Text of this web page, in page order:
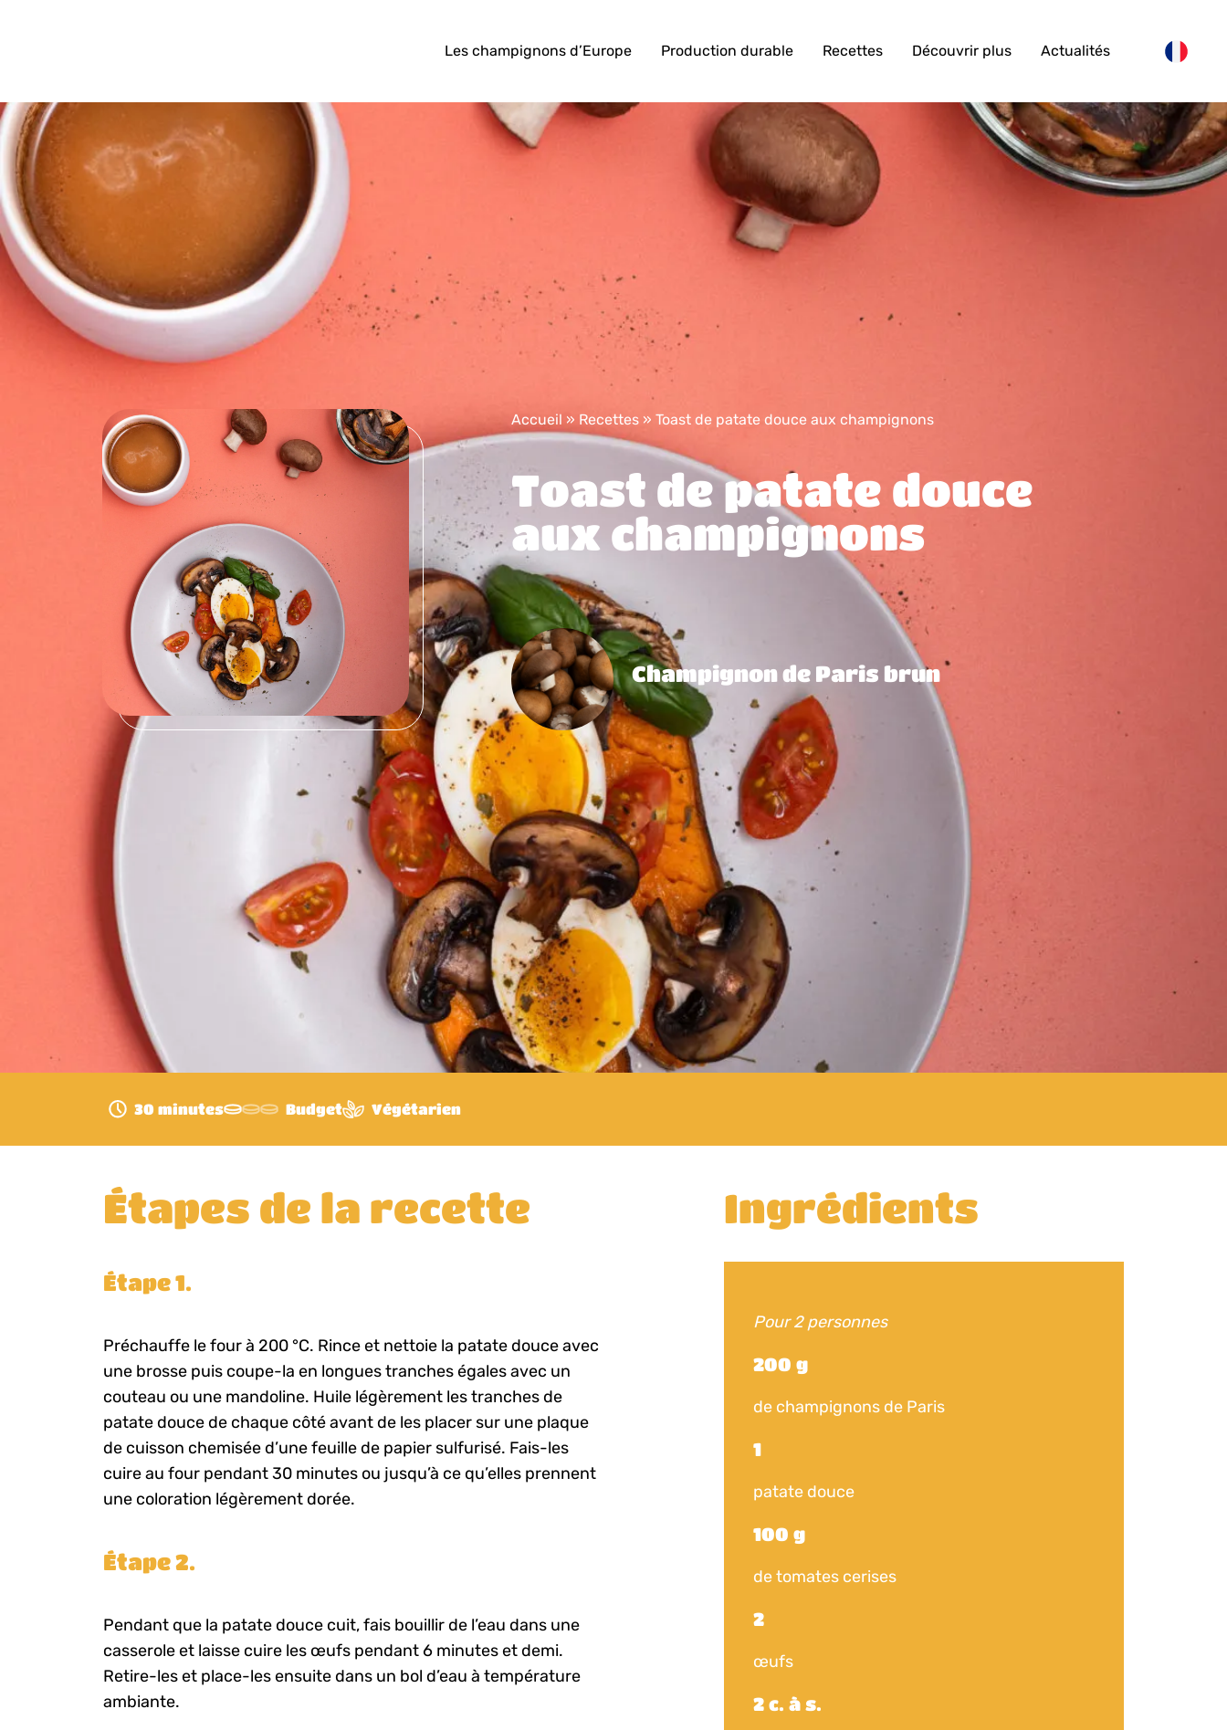
Les champignons d’Europe Production durable Recettes Découvrir plus Actualités
Accueil » Recettes » Toast de patate douce aux champignons
Toast de patate douce
aux champignons
Champignon de Paris brun
30 minutes Budget Végétarien
Étapes de la recette
Étape 1.
Préchauffe le four à 200 °C. Rince et nettoie la patate douce avec
une brosse puis coupe-la en longues tranches égales avec un
couteau ou une mandoline. Huile légèrement les tranches de
patate douce de chaque côté avant de les placer sur une plaque
de cuisson chemisée d’une feuille de papier sulfurisé. Fais-les
cuire au four pendant 30 minutes ou jusqu’à ce qu’elles prennent
une coloration légèrement dorée.
Étape 2.
Pendant que la patate douce cuit, fais bouillir de l’eau dans une
casserole et laisse cuire les œufs pendant 6 minutes et demi.
Retire-les et place-les ensuite dans un bol d’eau à température
ambiante.
Ingrédients
Pour 2 personnes
200 g
de champignons de Paris
1
patate douce
100 g
de tomates cerises
2
œufs
2 c. à s.